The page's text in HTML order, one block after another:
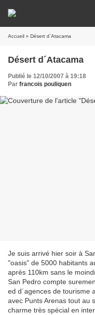
Accueil » Désert d´Atacama
Désert d´Atacama
Publié le 12/10/2007 à 19:18
Par francois pouliquen
Je suis arrivé hier soir à
"oasis" de 5000 habitants
après 110km sans le
San Pedro compte
ed d´agences de tourisme
avec Punts Arenas tout au
charme très spécial en